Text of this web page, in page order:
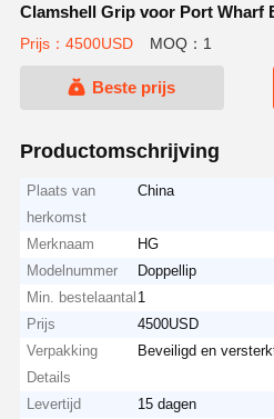
Clamshell Grip voor Port Wharf
River Dredging
Prijs：4500USD MOQ：1
Beste prijs
Productomschrijving
Plaats van
herkomst
China
Merknaam
HG
Modelnummer
Doppellip
Min. bestelaantal 1
Prijs
4500USD
Verpakking
Details
Beveiligd en
Levertijd
15 dagen